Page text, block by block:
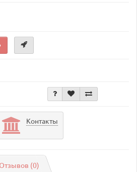
Контакты
Отзывов (0)